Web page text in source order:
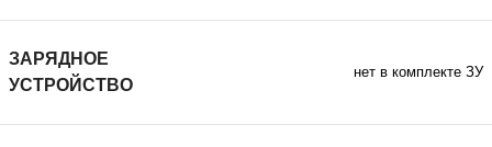
ЗАРЯДНОЕ
УСТРОЙСТВО
нет в комплекте ЗУ